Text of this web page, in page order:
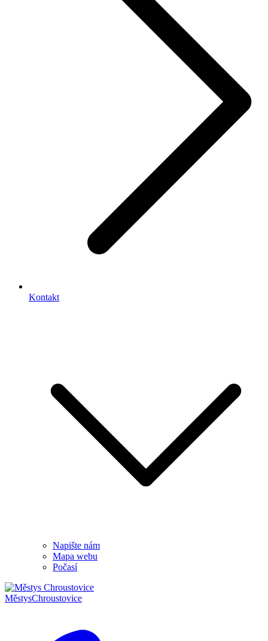
Kontakt
Napište nám
Mapa webu
Počasí
MěstysChroustovice